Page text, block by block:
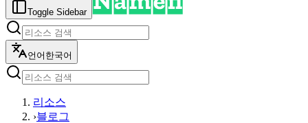
Toggle Sidebar
언어 한국어
리소스
›블로그